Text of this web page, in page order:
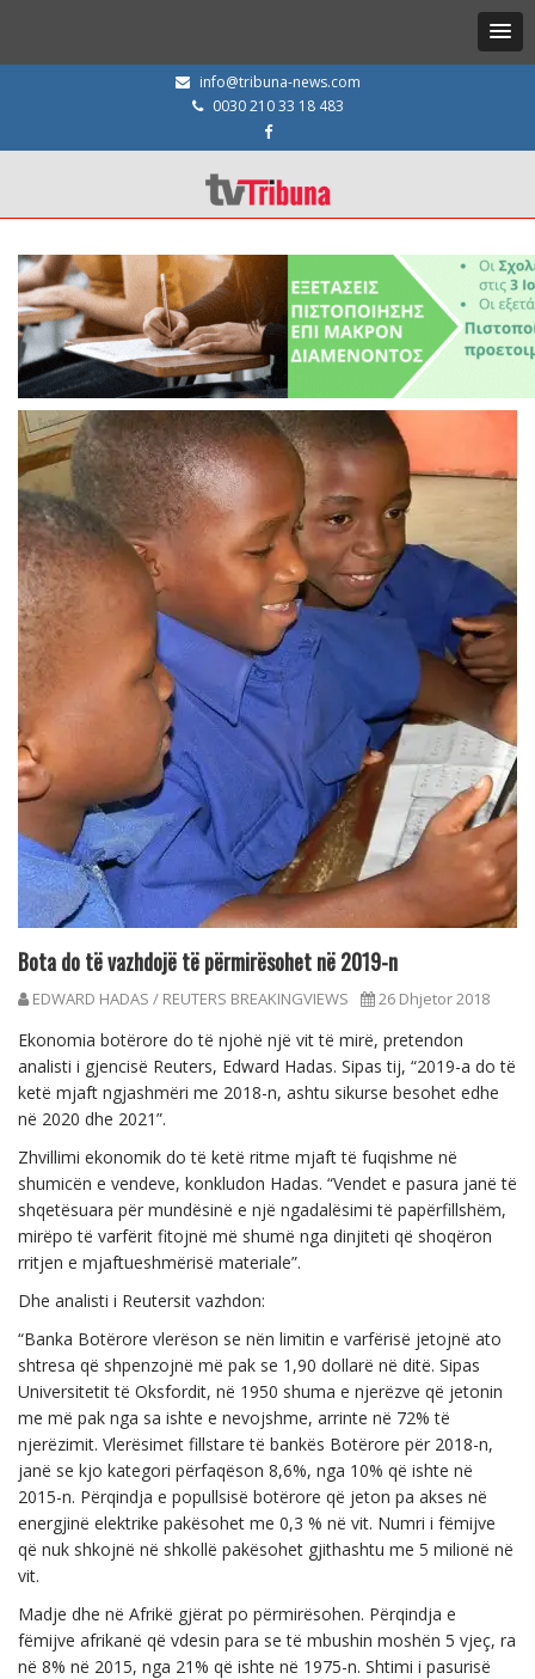
info@tribuna-news.com
0030 210 33 18 483
Bota do të vazhdojë të përmirësohet në 2019-n
EDWARD HADAS / REUTERS BREAKINGVIEWS 26 Dhjetor 2018
Ekonomia botërore do të njohë një vit të mirë, pretendon
analisti i gjencisë Reuters, Edward Hadas. Sipas tij, “2019-a do të
ketë mjaft ngjashmëri me 2018-n, ashtu sikurse besohet edhe
në 2020 dhe 2021”.
Zhvillimi ekonomik do të ketë ritme mjaft të fuqishme në
shumicën e vendeve, konkludon Hadas. “Vendet e pasura janë të
shqetësuara për mundësinë e një ngadalësimi të papërfillshëm,
mirëpo të varfërit fitojnë më shumë nga dinjiteti që shoqëron
rritjen e mjaftueshmërisë materiale”.
Dhe analisti i Reutersit vazhdon:
“Banka Botërore vlerëson se nën limitin e varfërisë jetojnë ato
shtresa që shpenzojnë më pak se 1,90 dollarë në ditë. Sipas
Universitetit të Oksfordit, në 1950 shuma e njerëzve që jetonin
me më pak nga sa ishte e nevojshme, arrinte në 72% të
njerëzimit. Vlerësimet fillstare të bankës Botërore për 2018-n,
janë se kjo kategori përfaqëson 8,6%, nga 10% që ishte në
2015-n. Përqindja e popullsisë botërore që jeton pa akses në
energjinë elektrike pakësohet me 0,3 % në vit. Numri i fëmijve
që nuk shkojnë në shkollë pakësohet gjithashtu me 5 milionë në
vit.
Madje dhe në Afrikë gjërat po përmirësohen. Përqindja e
fëmijve afrikanë që vdesin para se të mbushin moshën 5 vjeç, ra
në 8% në 2015, nga 21% që ishte në 1975-n. Shtimi i pasurisë